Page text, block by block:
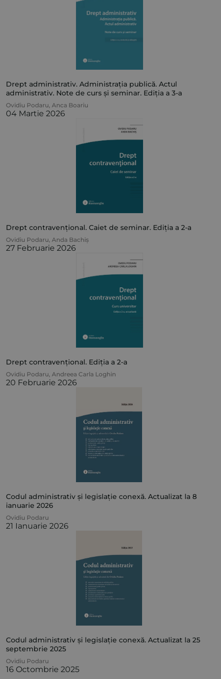
Drept administrativ. Administrația publică. Actul
administrativ. Note de curs și seminar. Ediția a 3-a
Ovidiu Podaru, Anca Boariu
04 Martie 2026
Drept contravențional. Caiet de seminar. Ediția a 2-a
Ovidiu Podaru, Anda Bachiș
27 Februarie 2026
Drept contravențional. Ediția a 2-a
Ovidiu Podaru, Andreea Carla Loghin
20 Februarie 2026
Codul administrativ și legislație conexă. Actualizat la 8
ianuarie 2026
Ovidiu Podaru
21 Ianuarie 2026
Codul administrativ și legislație conexă. Actualizat la 25
septembrie 2025
Ovidiu Podaru
16 Octombrie 2025